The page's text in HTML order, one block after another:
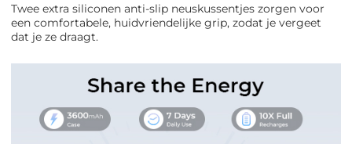
Twee extra siliconen anti-slip neuskussentjes zorgen voor
een comfortabele, huidvriendelijke grip, zodat je vergeet
dat je ze draagt.